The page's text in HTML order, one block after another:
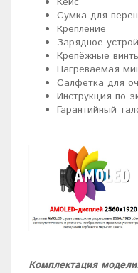
Сумка для
Крепление
Зарядное
Крепёжные
Нагреваемая
Салфетка для
Инструкция по
Гарантийный
Комплектация